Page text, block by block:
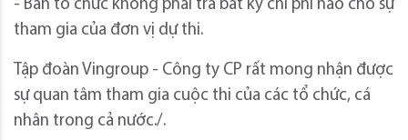
- Ban tổ chức không phải trả bất kỳ chi phí nào cho sự
tham gia của đơn vị dự thi.
Tập đoàn Vingroup - Công ty CP rất mong nhận được
sự quan tâm tham gia cuộc thi của các tổ chức, cá
nhân trong cả nước./.